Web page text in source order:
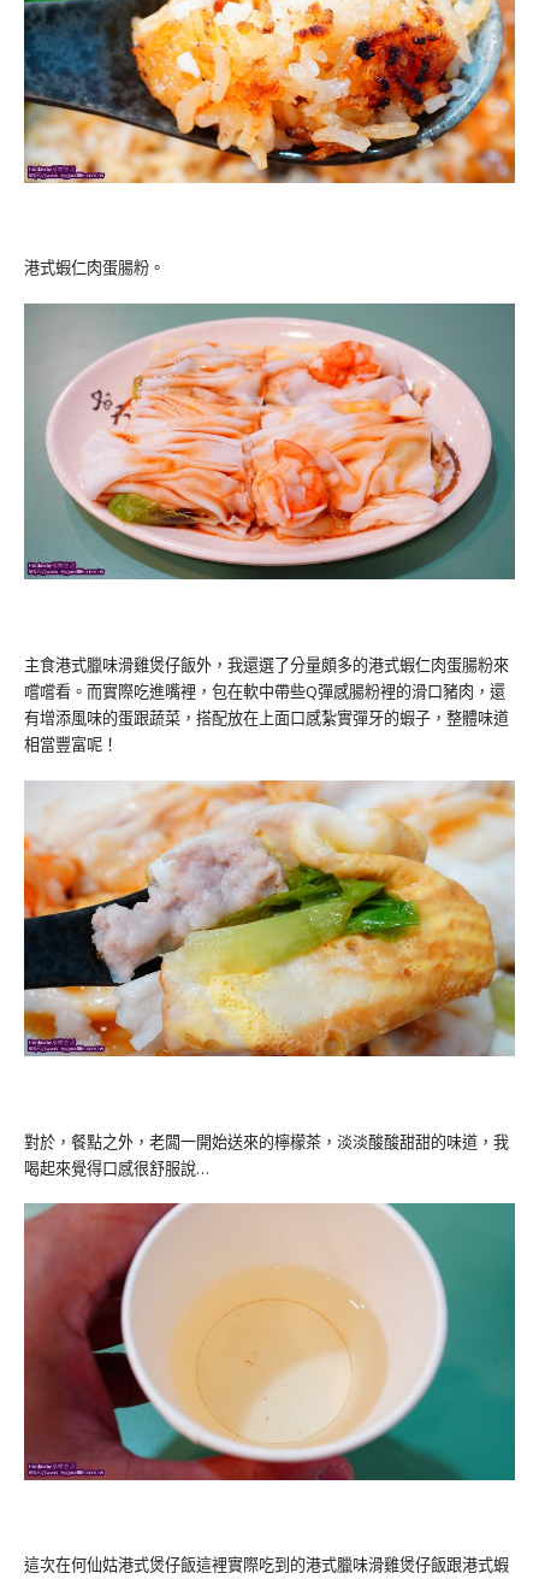
港式蝦仁肉蛋腸粉。
主食港式臘味滑雞煲仔飯外，我還選了分量頗多的港式蝦仁肉蛋腸粉來
嚐嚐看。而實際吃進嘴裡，包在軟中帶些Q彈感腸粉裡的滑口豬肉，還
有增添風味的蛋跟蔬菜，搭配放在上面口感紮實彈牙的蝦子，整體味道
相當豐富呢！
對於，餐點之外，老闆一開始送來的檸檬茶，淡淡酸酸甜甜的味道，我
喝起來覺得口感很舒服說…
這次在何仙姑港式煲仔飯這裡實際吃到的港式臘味滑雞煲仔飯跟港式蝦